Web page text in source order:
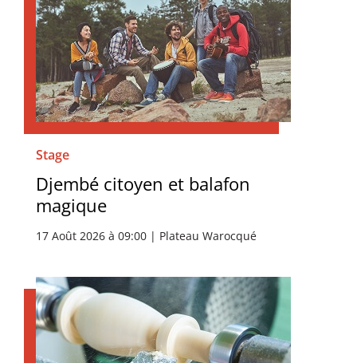
Stage
Djembé citoyen et balafon
magique
17 Août 2026 à 09:00 | Plateau Warocqué